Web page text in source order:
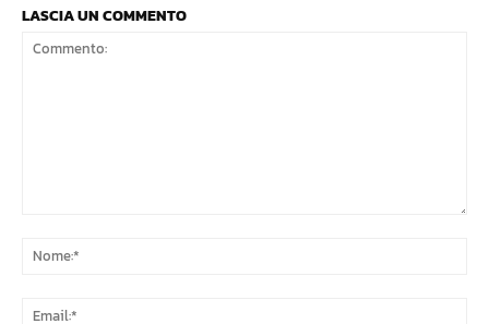
LASCIA UN COMMENTO